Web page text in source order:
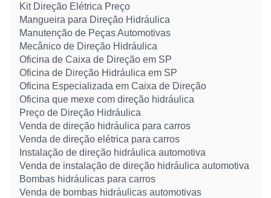
Kit Direção Elétrica Preço
Mangueira para Direção Hidráulica
Manutenção de Peças Automotivas
Mecânico de Direção Hidráulica
Oficina de Caixa de Direção em SP
Oficina de Direção Hidráulica em SP
Oficina Especializada em Caixa de Direção
Oficina que mexe com direção hidráulica
Preço de Direção Hidráulica
Venda de direção hidráulica para carros
Venda de direção elétrica para carros
Instalação de direção hidráulica automotiva
Venda de instalação de direção hidráulica automotiva
Bombas hidráulicas para carros
Venda de bombas hidráulicas automotivas